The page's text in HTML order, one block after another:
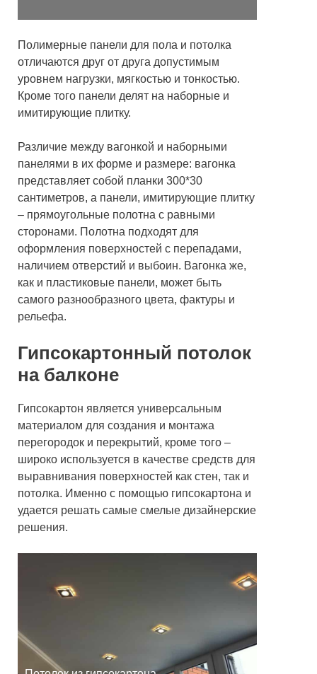
Полимерные панели для пола и потолка
отличаются друг от друга допустимым
уровнем нагрузки, мягкостью и тонкостью.
Кроме того панели делят на наборные и
имитирующие плитку.
Различие между вагонкой и наборными
панелями в их форме и размере: вагонка
представляет собой планки 300*30
сантиметров, а панели, имитирующие плитку
– прямоугольные полотна с равными
сторонами. Полотна подходят для
оформления поверхностей с перепадами,
наличием отверстий и выбоин. Вагонка же,
как и пластиковые панели, может быть
самого разнообразного цвета, фактуры и
рельефа.
Гипсокартонный потолок
на балконе
Гипсокартон является универсальным
материалом для создания и монтажа
перегородок и перекрытий, кроме того –
широко используется в качестве средств для
выравнивания поверхностей как стен, так и
потолка. Именно с помощью гипсокартона и
удается решать самые смелые дизайнерские
решения.